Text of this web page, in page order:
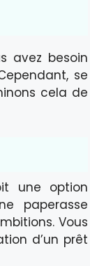
avez besoin
se
cela de
une option
paperasse
Vous
d’un prêt